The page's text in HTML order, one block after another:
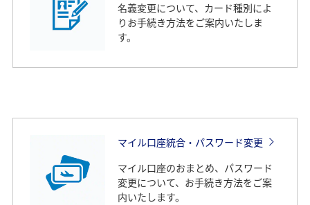
名義変更について、カード種別によ
りお手続き方法をご案内いたしま
す。
マイル口座統合・パスワード変更
マイル口座のおまとめ、パスワード
変更について、お手続き方法をご案
内いたします。